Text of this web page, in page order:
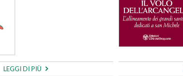
LEGGI DI PIÙ